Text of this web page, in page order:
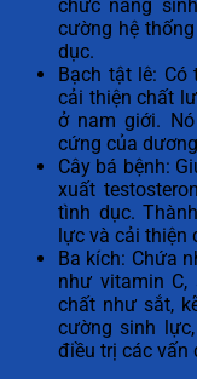
chức năng
cường hệ
dục.
Bạch tật lê: Có
cải thiện chất
ở nam giới.
cứng của
Cây bá bệnh:
xuất
tình dục.
lực và cải thiện
Ba kích: Chứa
như vitamin C,
chất như sắt,
cường sinh
điều trị các vấn